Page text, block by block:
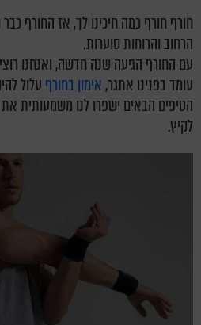
חורף חורף כמה חיכינו לך, אז החורף
הרחוב והרוחות סוערות.
עם החורף הגיעה שנה חדשה, ואנחנו
עומד בפנינו אתגר,אימון בחורף עלול
הטיפים הבאים ישפרו לנו משמעותית את
לקיץ.